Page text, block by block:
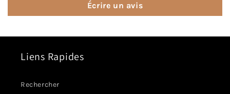
Écrire un avis
Liens Rapides
Rechercher